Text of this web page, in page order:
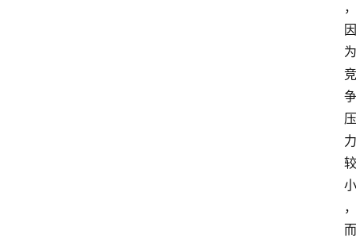
，
因
为
竞
争
压
力
较
小
，
而